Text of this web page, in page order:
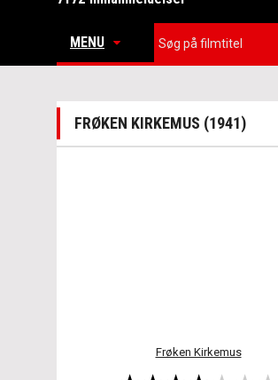
MENU
FRØKEN KIRKEMUS (1941)
Frøken Kirkemus